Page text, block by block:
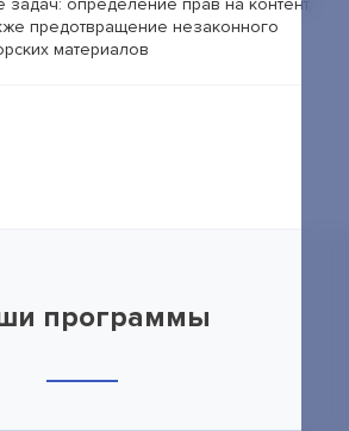
задач: определение прав на контент,
предотвращение незаконного
материалов
программы